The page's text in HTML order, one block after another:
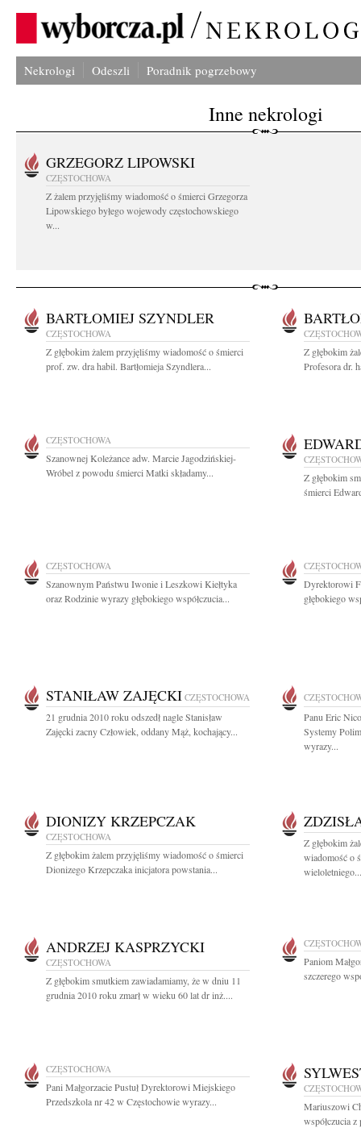
Nekrologi Odeszli Poradnik pogrzebowy
Inne nekrologi
GRZEGORZ LIPOWSKI
CZĘSTOCHOWA
Z żalem przyjęliśmy wiadomość o śmierci Grzegorza
Lipowskiego byłego wojewody częstochowskiego
w...
BARTŁOMIEJ SZYNDLER
CZĘSTOCHOWA
Z głębokim żalem przyjęliśmy wiadomość o śmierci
prof. zw. dra habil. Bartłomieja Szyndlera...
Z głębokim
Profesora dr.
CZĘSTOCHOWA
Szanownej Koleżance adw. Marcie Jagodzińskiej-
Wróbel z powodu śmierci Matki składamy...
Z głębokim
śmierci
CZĘSTOCHOWA
Szanownym Państwu Iwonie i Leszkowi Kiełtyka
oraz Rodzinie wyrazy głębokiego współczucia...
Dyrektorowi
głębokiego
STANIŁAW ZAJĘCKI CZĘSTOCHOWA
21 grudnia 2010 roku odszedł nagle Stanisław
Zajęcki zacny Człowiek, oddany Mąż, kochający...
Panu Eric
Systemy
wyrazy...
DIONIZY KRZEPCZAK
CZĘSTOCHOWA
Z głębokim żalem przyjęliśmy wiadomość o śmierci
Dionizego Krzepczaka inicjatora powstania...
Z głębokim
wiadomość o
wieloletniego...
ANDRZEJ KASPRZYCKI
CZĘSTOCHOWA
Z głębokim smutkiem zawiadamiamy, że w dniu 11
grudnia 2010 roku zmarł w wieku 60 lat dr inż....
Paniom
szczerego
CZĘSTOCHOWA
Pani Małgorzacie Pustuł Dyrektorowi Miejskiego
Przedszkola nr 42 w Częstochowie wyrazy...
Mariuszowi
współczucia